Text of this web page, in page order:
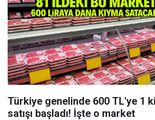
Türkiye genelinde 600 TL'ye 1
satışı başladı! İşte o market